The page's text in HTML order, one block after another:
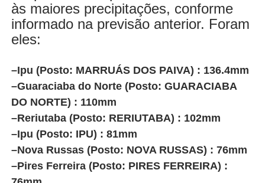
às maiores precipitações, conforme
informado na previsão anterior. Foram
eles:
–Ipu (Posto: MARRUÁS DOS PAIVA) : 136.4mm
–Guaraciaba do Norte (Posto: GUARACIABA
DO NORTE) : 110mm
–Reriutaba (Posto: RERIUTABA) : 102mm
–Ipu (Posto: IPU) : 81mm
–Nova Russas (Posto: NOVA RUSSAS) : 76mm
–Pires Ferreira (Posto: PIRES FERREIRA) :